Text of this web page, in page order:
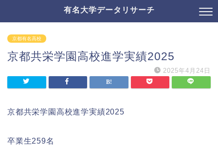
有名大学データリサーチ
京都有名高校
京都共栄学園高校進学実績2025
2025年4月24日
京都共栄学園高校進学実績2025
卒業生259名